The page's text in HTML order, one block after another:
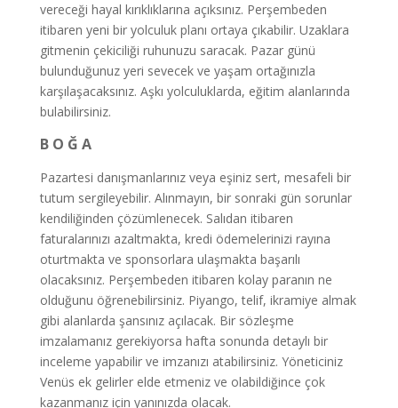
vereceği hayal kırıklıklarına açıksınız. Perşembeden
itibaren yeni bir yolculuk planı ortaya çıkabilir. Uzaklara
gitmenin çekiciliği ruhunuzu saracak. Pazar günü
bulunduğunuz yeri sevecek ve yaşam ortağınızla
karşılaşacaksınız. Aşkı yolculuklarda, eğitim alanlarında
bulabilirsiniz.
B O Ğ A
Pazartesi danışmanlarınız veya eşiniz sert, mesafeli bir
tutum sergileyebilir. Alınmayın, bir sonraki gün sorunlar
kendiliğinden çözümlenecek. Salıdan itibaren
faturalarınızı azaltmakta, kredi ödemelerinizi rayına
oturtmakta ve sponsorlara ulaşmakta başarılı
olacaksınız. Perşembeden itibaren kolay paranın ne
olduğunu öğrenebilirsiniz. Piyango, telif, ikramiye almak
gibi alanlarda şansınız açılacak. Bir sözleşme
imzalamanız gerekiyorsa hafta sonunda detaylı bir
inceleme yapabilir ve imzanızı atabilirsiniz. Yöneticiniz
Venüs ek gelirler elde etmeniz ve olabildiğince çok
kazanmanız için yanınızda olacak.